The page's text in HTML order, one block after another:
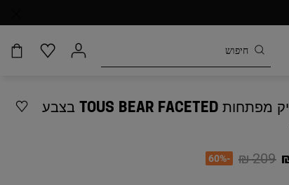
מחזיק מפתחות TOUS BEAR FACETED בצבע
Price reduced from
209 ₪
to
-60%